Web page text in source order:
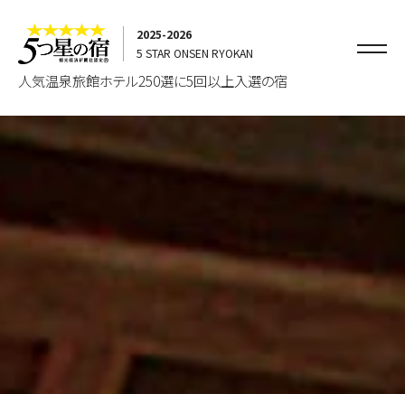
2025-2026
5 STAR ONSEN RYOKAN
人気温泉旅館ホテル250選に5回以上入選の宿